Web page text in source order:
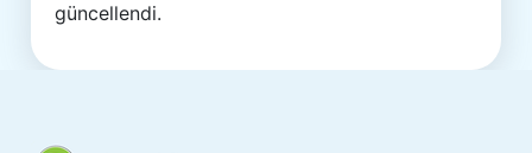
güncellendi.